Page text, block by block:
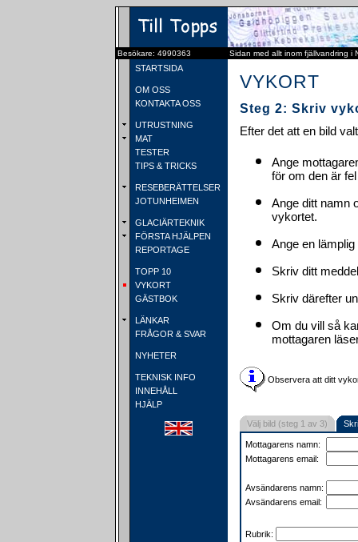
Besökare: 4990363 Sidan med allt inom fjällvandring i
STARTSIDA
OM OSS
KONTAKTA OSS
UTRUSTNING
MAT
TESTER
TIPS & TRICKS
RESEBERÄTTELSER
JOTUNHEIMEN
GLACIÄRTEKNIK
FÖRSTA HJÄLPEN
REPORTAGE
TOPP 10
VYKORT
GÄSTBOK
LÄNKAR
FRÅGOR & SVAR
NYHETER
TEKNISK INFO
INNEHÅLL
HJÄLP
VYKORT
Steg 2: Skriv
Efter det att en bild
Ange
för om den är
Ange ditt namn
vykortet.
Ange en lämplig
Skriv ditt
Skriv därefter
Om du vill så
mottagaren
Observera att ditt
Välj bild (steg 1 av 3)
Mottagarens namn:
Mottagarens email:
Avsändarens namn:
Avsändarens email:
Rubrik: